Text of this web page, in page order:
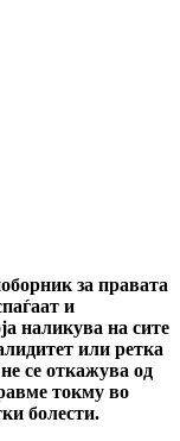
за правата
и
наликува на сите
или ретка
се откажува од
токму во
болести.